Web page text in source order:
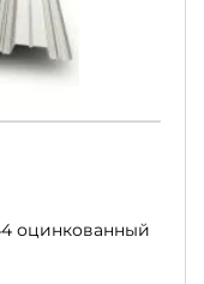
оцинкованный